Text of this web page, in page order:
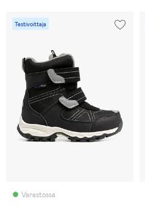
Testivoittaja
Varastossa